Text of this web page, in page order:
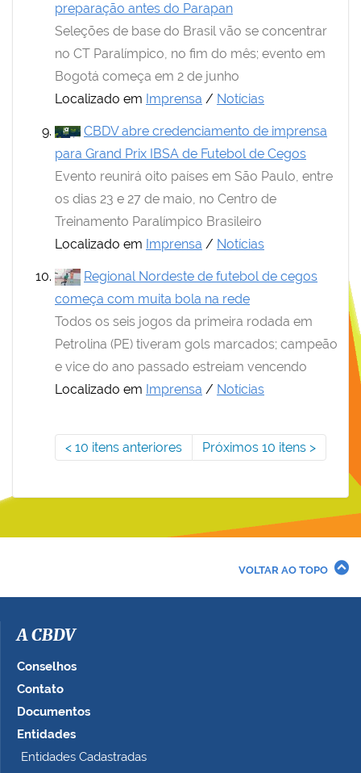
preparação antes do Parapan
Seleções de base do Brasil vão se concentrar
no CT Paralímpico, no fim do mês; evento em
Bogotá começa em 2 de junho
Localizado em Imprensa / Notícias
CBDV abre credenciamento de imprensa
para Grand Prix IBSA de Futebol de Cegos
Evento reunirá oito países em São Paulo, entre
os dias 23 e 27 de maio, no Centro de
Treinamento Paralímpico Brasileiro
Localizado em Imprensa / Notícias
Regional Nordeste de futebol de cegos
começa com muita bola na rede
Todos os seis jogos da primeira rodada em
Petrolina (PE) tiveram gols marcados; campeão
e vice do ano passado estreiam vencendo
Localizado em Imprensa / Notícias
10 itens anteriores Próximos 10 itens
VOLTAR AO TOPO
A CBDV
Conselhos
Contato
Documentos
Entidades
Entidades Cadastradas